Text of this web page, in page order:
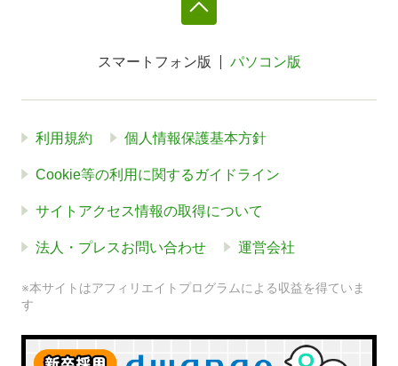
スマートフォン版 パソコン版
利用規約 個人情報保護基本方針
Cookie等の利用に関するガイドライン
サイトアクセス情報の取得について
法人・プレスお問い合わせ 運営会社
※本サイトはアフィリエイトプログラムによる収益を得ていま
す